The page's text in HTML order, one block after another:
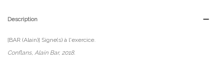
Description
[BAR (Alain)] Signe(s) à l'exercice.
Conflans, Alain Bar, 2018.